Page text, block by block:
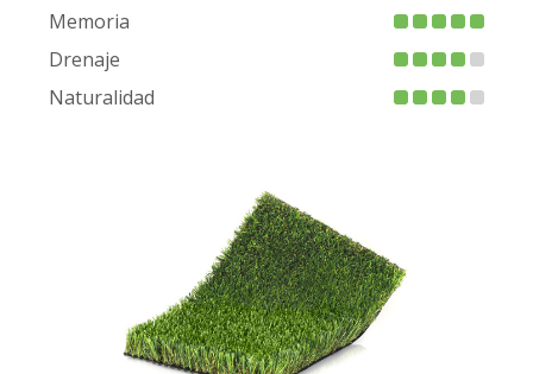
Memoria
Drenaje
Naturalidad
CHILD SAFE BACTERIA FREE